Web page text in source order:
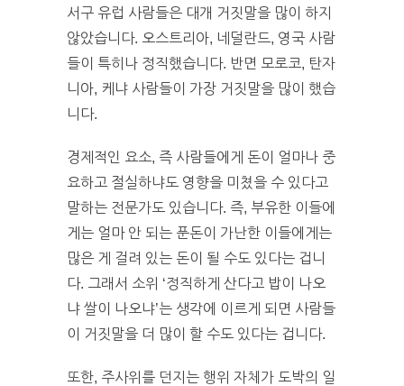
서구 유럽 사람들은 대개 거짓말을 많이 하지
않았습니다. 오스트리아, 네덜란드, 영국 사람
들이 특히나 정직했습니다. 반면 모로코, 탄자
니아, 케냐 사람들이 가장 거짓말을 많이 했습
니다.
경제적인 요소, 즉 사람들에게 돈이 얼마나 중
요하고 절실하냐도 영향을 미쳤을 수 있다고
말하는 전문가도 있습니다. 즉, 부유한 이들에
게는 얼마 안 되는 푼돈이 가난한 이들에게는
많은 게 걸려 있는 돈이 될 수도 있다는 겁니
다. 그래서 소위 ‘정직하게 산다고 밥이 나오
냐 쌀이 나오냐’는 생각에 이르게 되면 사람들
이 거짓말을 더 많이 할 수도 있다는 겁니다.
또한, 주사위를 던지는 행위 자체가 도박의 일